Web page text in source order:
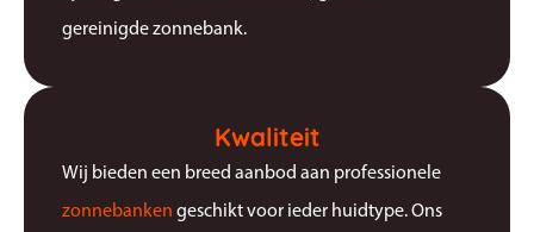
gereinigde zonnebank.
Kwaliteit
Wij bieden een breed aanbod aan professionele
zonnebanken geschikt voor ieder huidtype. Ons